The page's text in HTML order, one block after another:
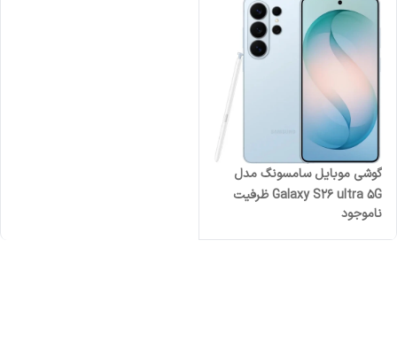
گوشی موبایل سامسونگ مدل
Galaxy S26 ultra 5G ظرفیت
512 گیگابایت و رم 12
ناموجود